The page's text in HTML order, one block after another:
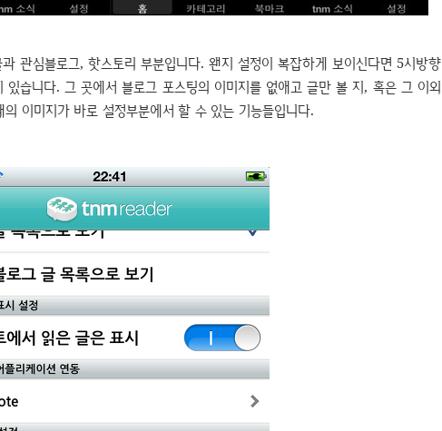
관심블로그, 핫스토리 부분입니다. 왠지 설정이 복잡하게 보이신다면 5시방향
습니다. 그 곳에서 블로그 포스팅의 이미지를 없애고 글만 볼 지, 혹은 그 이외
이미지가 바로 설정부분에서 할 수 있는 기능들입니다.